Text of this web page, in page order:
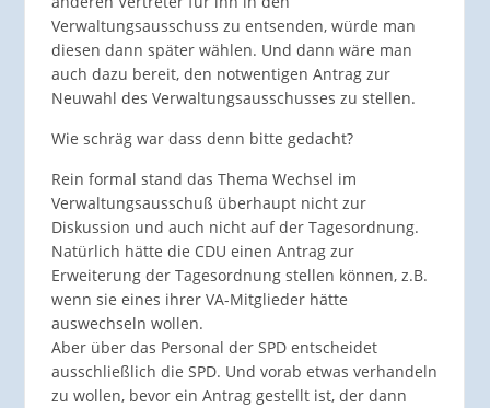
Verwaltungsausschuss zu entsenden, würde man
diesen dann später wählen. Und dann wäre man
auch dazu bereit, den notwentigen Antrag zur
Neuwahl des Verwaltungsausschusses zu stellen.
Wie schräg war dass denn bitte gedacht?
Rein formal stand das Thema Wechsel im
Verwaltungsausschuß überhaupt nicht zur
Diskussion und auch nicht auf der Tagesordnung.
Natürlich hätte die CDU einen Antrag zur
Erweiterung der Tagesordnung stellen können, z.B.
wenn sie eines ihrer VA-Mitglieder hätte
auswechseln wollen.
Aber über das Personal der SPD entscheidet
ausschließlich die SPD. Und vorab etwas verhandeln
zu wollen, bevor ein Antrag gestellt ist, der dann